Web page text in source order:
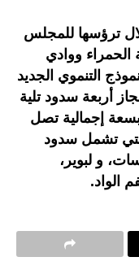
ترؤسها للمجلس
الحمراء ووادي
التنموي الجديد
أربعة سدود تلية
إجمالية تصل
والتي تشمل سدود
و لبوير،
الواد.